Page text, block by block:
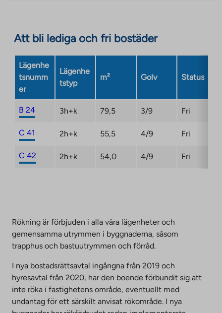
Att bli lediga och fri bostäder
Lägenhe
tsnumm
er
Lägenhe
tstyp
m² Golv Status
B 24 3h+k 79,5 3/9 Fri
C 41 2h+k 55,5 4/9 Fri
C 42 2h+k 54,0 4/9 Fri
Rökning är förbjuden i alla våra lägenheter och
gemensamma utrymmen i byggnaderna, såsom
trapphus och bastuutrymmen och förråd.
I nya bostadsrättsavtal ingångna från 2019 och
hyresavtal från 2020, har den boende förbundit sig att
inte röka i fastighetens område, eventuellt med
undantag för ett särskilt anvisat rökområde. I nya